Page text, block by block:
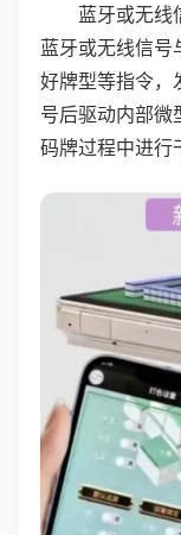
蓝牙或无线
蓝牙或无线信号
好牌型等指令，
号后驱动内部微
码牌过程中进行